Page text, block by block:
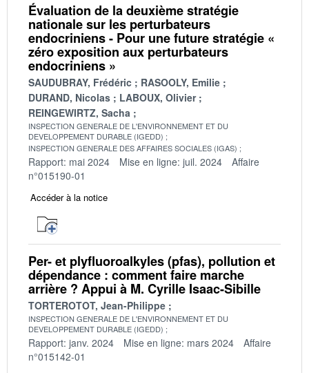
Évaluation de la deuxième stratégie
nationale sur les perturbateurs
endocriniens - Pour une future stratégie «
zéro exposition aux perturbateurs
endocriniens »
SAUDUBRAY, Frédéric
RASOOLY, Emilie
DURAND, Nicolas
LABOUX, Olivier
REINGEWIRTZ, Sacha
INSPECTION GENERALE DE L'ENVIRONNEMENT ET DU
DEVELOPPEMENT DURABLE (IGEDD)
INSPECTION GENERALE DES AFFAIRES SOCIALES (IGAS)
Rapport: mai 2024 Mise en ligne: juil. 2024
Affaire
n°015190-01
Accéder à la notice
Per- et plyfluoroalkyles (pfas), pollution et
dépendance : comment faire marche
arrière ? Appui à M. Cyrille Isaac-Sibille
TORTEROTOT, Jean-Philippe
INSPECTION GENERALE DE L'ENVIRONNEMENT ET DU
DEVELOPPEMENT DURABLE (IGEDD)
Rapport: janv. 2024 Mise en ligne: mars 2024
Affaire
n°015142-01